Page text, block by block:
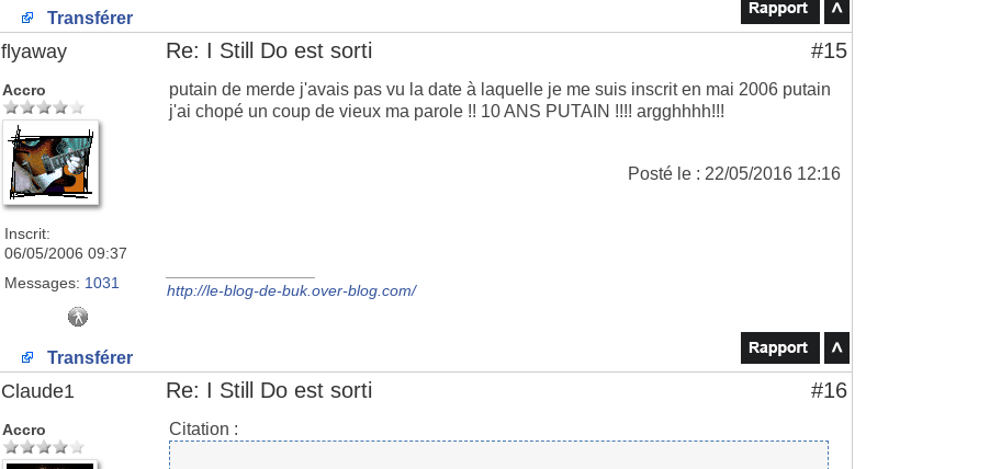
Transférer
flyaway Re: I Still Do est sorti #15
Accro
Inscrit:
06/05/2006 09:37
Messages: 1031
putain de merde j'avais pas vu la date à laquelle je me suis inscrit en mai 2006 putain
j'ai chopé un coup de vieux ma parole !! 10 ANS PUTAIN !!!! argghhhh!!!
Posté le : 22/05/2016 12:16
http://le-blog-de-buk.over-blog.com/
Transférer
Claude1 Re: I Still Do est sorti #16
Accro Citation :